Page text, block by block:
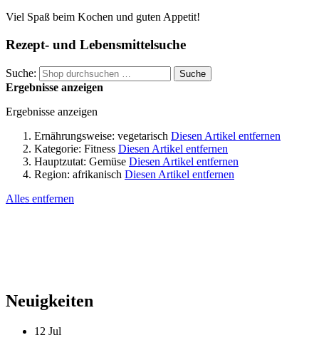
Viel Spaß beim Kochen und guten Appetit!
Rezept- und Lebensmittelsuche
Suche: Suche
Ergebnisse anzeigen
Ergebnisse anzeigen
Ernährungsweise: vegetarisch Diesen Artikel entfernen
Kategorie: Fitness Diesen Artikel entfernen
Hauptzutat: Gemüse Diesen Artikel entfernen
Region: afrikanisch Diesen Artikel entfernen
Alles entfernen
Neuigkeiten
12 Jul